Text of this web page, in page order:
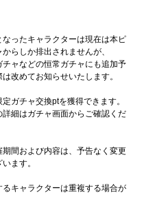
なったキャラクターは現在は本ピ
らしか排出されませんが、
ャなどの恒常ガチャにも追加予
改めてお知らせいたします。
定ガチャ交換ptを獲得できます。
細はガチャ画面からご確認くだ
期間および内容は、予告なく変更
ます。
るキャラクターは重複する場合が